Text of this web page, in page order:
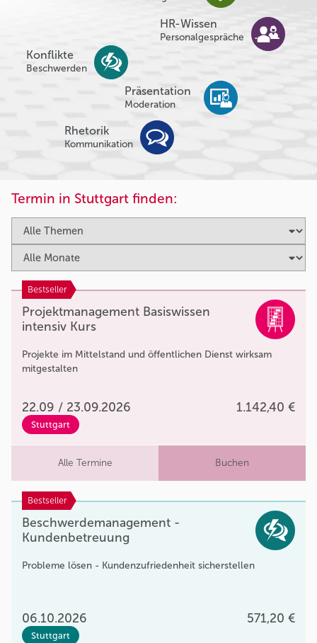
Konflikte
Beschwerden
HR-Wissen
Personalgespräche
Präsentation
Moderation
Rhetorik
Kommunikation
Termin in Stuttgart finden:
Bestseller
Projektmanagement Basiswissen
intensiv Kurs
Projekte im Mittelstand und öffentlichen Dienst wirksam
mitgestalten
22.09 / 23.09.2026 1.142,40 €
Stuttgart
Alle Termine Buchen
Bestseller
Beschwerdemanagement -
Kundenbetreuung
Probleme lösen - Kundenzufriedenheit sicherstellen
06.10.2026 571,20 €
Stuttgart